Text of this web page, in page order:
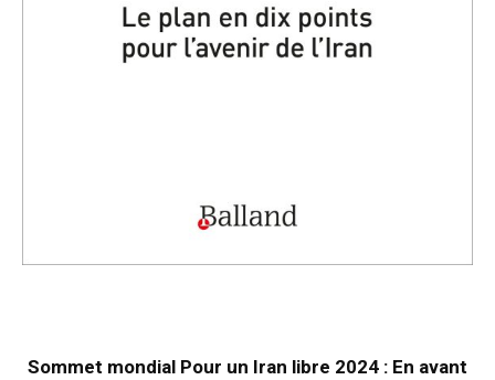
Sommet mondial Pour un Iran libre 2024 : En avant